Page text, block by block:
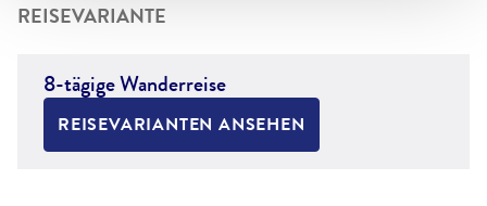
REISEVARIANTE
8-tägige Wanderreise
REISEVARIANTEN ANSEHEN